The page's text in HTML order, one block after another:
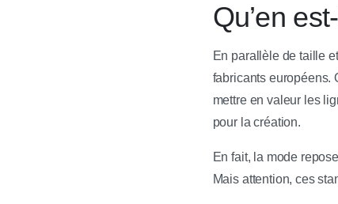
Qu’en
En parallèle de taille
fabricants européens.
mettre en valeur les
pour la création.
En fait, la mode
Mais attention, ces